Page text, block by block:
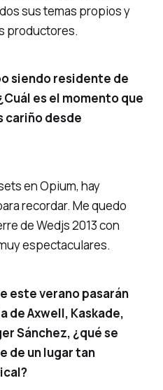
sus temas propios y
productores.
siendo residente de
es el momento que
cariño desde
en Opium, hay
recordar. Me quedo
de Wedjs 2013 con
espectaculares.
este verano pasarán
de Axwell, Kaskade,
Sánchez, ¿qué se
de un lugar tan